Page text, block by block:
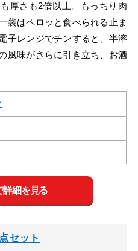
厚さも2倍以上。もっちり肉
袋はペロッと食べられる止ま
子レンジでチンすると、半溶
風味がさらに引き立ち、お酒
詳細を見る
セット